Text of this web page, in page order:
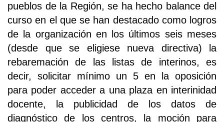
pueblos de la Región, se ha hecho balance del
curso en el que se han destacado como logros
de la organización en los últimos seis meses
(desde que se eligiese nueva directiva) la
rebaremación de las listas de interinos, es
decir, solicitar mínimo un 5 en la oposición
para poder acceder a una plaza en interinidad
docente, la publicidad de los datos de
diagnóstico de los centros, la moción para